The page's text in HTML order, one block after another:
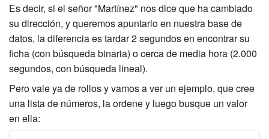
Es decir, si el señor "Martínez" nos dice que ha cambiado
su dirección, y queremos apuntarlo en nuestra base de
datos, la diferencia es tardar 2 segundos en encontrar su
ficha (con búsqueda binaria) o cerca de media hora (2.000
segundos, con búsqueda lineal).
Pero vale ya de rollos y vamos a ver un ejemplo, que cree
una lista de números, la ordene y luego busque un valor
en ella: